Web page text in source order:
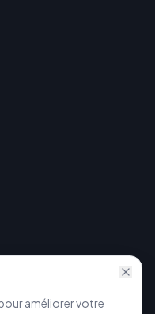
améliorer votre